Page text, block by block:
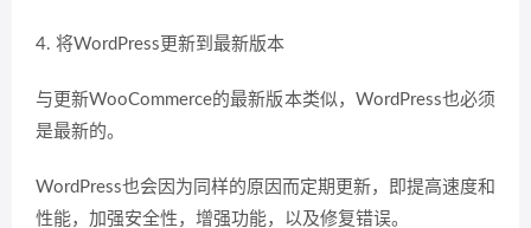
4. 将WordPress更新到最新版本
与更新WooCommerce的最新版本类似，WordPress也必须
是最新的。
WordPress也会因为同样的原因而定期更新，即提高速度和
性能，加强安全性，增强功能，以及修复错误。